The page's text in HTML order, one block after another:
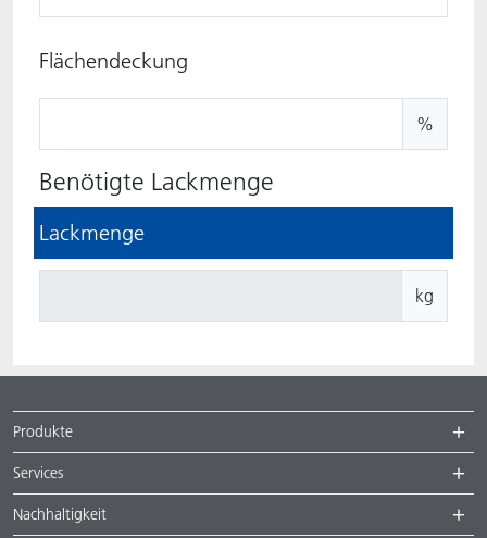
Flächendeckung
%
Benötigte Lackmenge
Lackmenge
kg
Produkte
Services
Nachhaltigkeit